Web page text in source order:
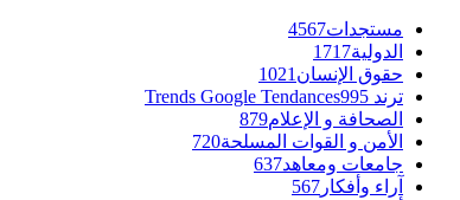
مستجدات4567
الدولية1717
حقوق الإنسان 1021
ترند Trends Google Tendances 995
الصحافة و الإعلام879
الأمن و القوات المسلحة720
جامعات ومعاهد637
آراء وأفكار 567